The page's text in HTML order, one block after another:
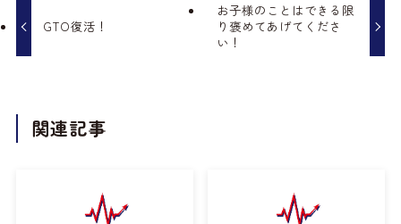
GTO復活！
お子様のことはできる限
り褒めてあげてくださ
い！
関連記事